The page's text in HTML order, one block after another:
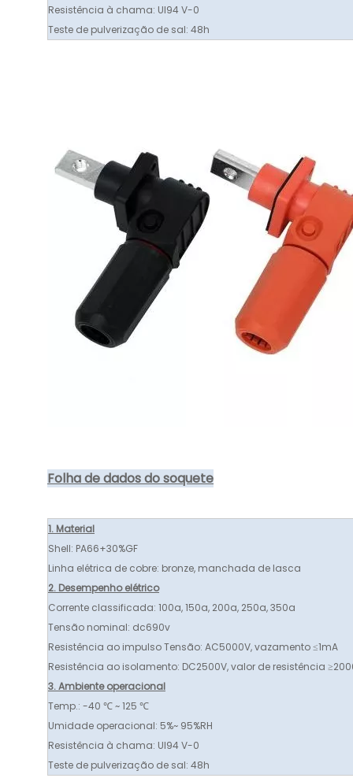
Resistência à chama: Ul94 V-0
Teste de pulverização de sal: 48h
Folha de dados do soquete
1. Material
Shell: PA66+30%GF
Linha elétrica de cobre: ​​bronze, manchada de lasca
2. Desempenho elétrico
Corrente classificada: 100a, 150a, 200a, 250a, 350a
Tensão nominal: dc690v
Resistência ao impulso Tensão: AC5000V, vazamento ≤1mA
Resistência ao isolamento: DC2500V, valor de resistência
3. Ambiente operacional
Temp.: -40 ℃ ~ 125 ℃
Umidade operacional: 5%~ 95%RH
Resistência à chama: Ul94 V-0
Teste de pulverização de sal: 48h